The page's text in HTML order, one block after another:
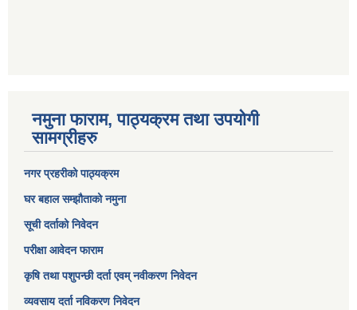
नमुना फाराम, पाठ्यक्रम तथा उपयोगी
सामग्रीहरु
नगर प्रहरीको पाठ्यक्रम
घर बहाल सम्झौताको नमुना
सूची दर्ताको निवेदन
परीक्षा आवेदन फाराम
कृषि तथा पशुपन्छी दर्ता एवम् नवीकरण निवेदन
व्यवसाय दर्ता नविकरण निवेदन